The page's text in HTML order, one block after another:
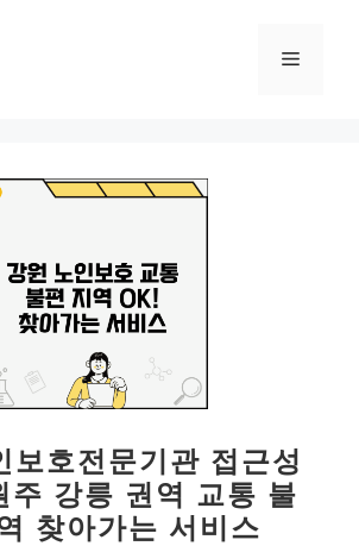
메
보호전문기관 접근성
주 강릉 권역 교통 불
찾아가는 서비스